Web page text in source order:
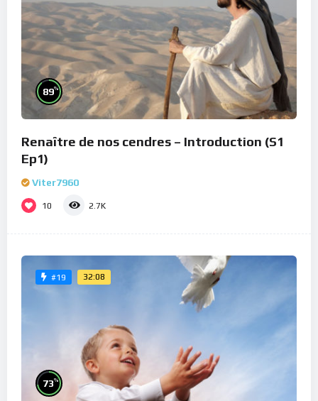
89%
Renaître de nos cendres – Introduction (S1
Ep1)
Viter7960
10 2.7K
#19 32:08
73%